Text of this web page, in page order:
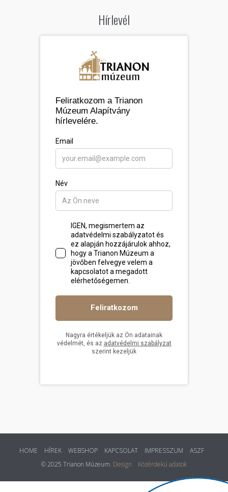
Hírlevél
HOME HÍREK WEBSHOP KAPCSOLAT IMPRESSZUM
ASZF
© 2025 Trianon Múzeum. Design Közérdekű adatok